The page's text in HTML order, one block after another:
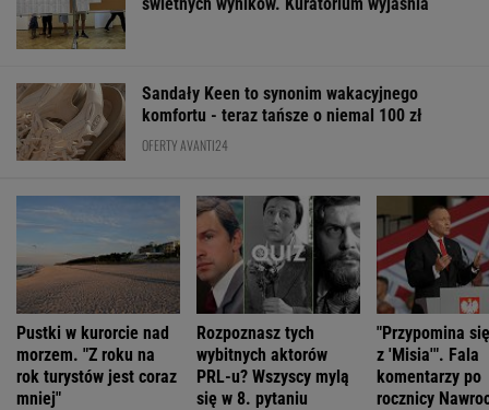
Sandały Keen to synonim wakacyjnego
komfortu - teraz tańsze o niemal 100 zł
OFERTY AVANTI24
Pustki w kurorcie nad
morzem. "Z roku na
rok turystów jest coraz
mniej"
Rozpoznasz tych
wybitnych aktorów
PRL-u? Wszyscy mylą
się w 8. pytaniu
"Przypomina
z 'Misia'". Fala
komentarzy po
rocznicy